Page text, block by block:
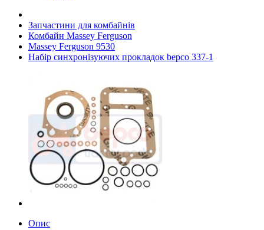
Запчастини для комбайнів
Комбайн Massey Ferguson
Massey Ferguson 9530
Набір синхронізуючих прокладок bepco 337-1
Опис